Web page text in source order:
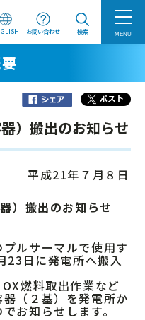
お問い合わせ 検索 MENU
）搬出のお知らせ
平成21年７月８日
）搬出のお知らせ
ルサーマルで使用す
23日に発電所へ搬入
燃料取出作業など
（２基）を発電所か
お知らせします。